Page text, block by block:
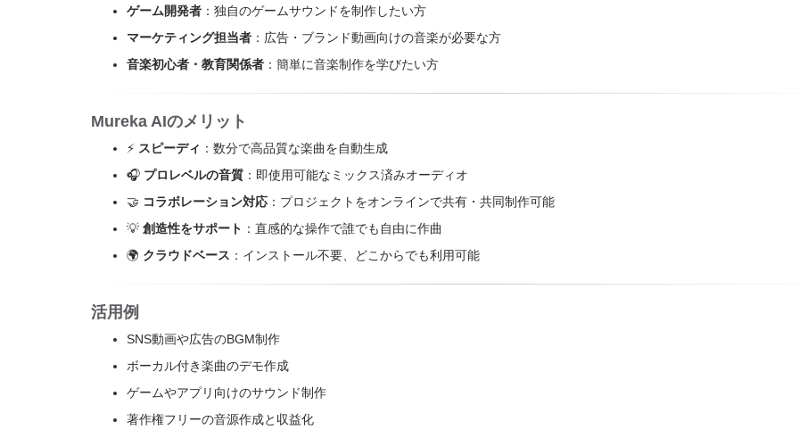
ゲーム開発者 ：独自のゲームサウンドを制作したい方
マーケティング担当者 ：広告・ブランド動画向けの音楽が必要な方
音楽初心者・教育関係者 ：簡単に音楽制作を学びたい方
Mureka AIのメリット
⚡ スピーディ ：数分で高品質な楽曲を自動生成
🎧 プロレベルの音質 ：即使用可能なミックス済みオーディオ
🤝 コラボレーション対応 ：プロジェクトをオンラインで共有・共同制作可能
💡 創造性をサポート ：直感的な操作で誰でも自由に作曲
🌍 クラウドベース ：インストール不要、どこからでも利用可能
活用例
SNS動画や広告のBGM制作
ボーカル付き楽曲のデモ作成
ゲームやアプリ向けのサウンド制作
著作権フリーの音源作成と収益化